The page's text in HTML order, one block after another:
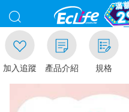
加入追蹤 產品介紹 規格